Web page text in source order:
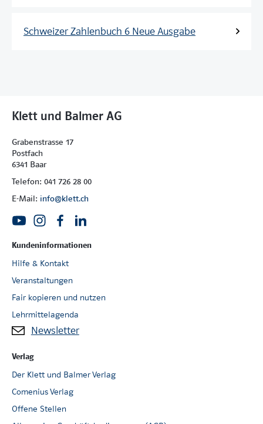
Schweizer Zahlenbuch 6 Neue Ausgabe
Klett und Balmer AG
Grabenstrasse 17
Postfach
6341 Baar
Telefon: 041 726 28 00
E-Mail: info@klett.ch
Kundeninformationen
Hilfe & Kontakt
Veranstaltungen
Fair kopieren und nutzen
Lehrmittelagenda
Newsletter
Verlag
Der Klett und Balmer Verlag
Comenius Verlag
Offene Stellen